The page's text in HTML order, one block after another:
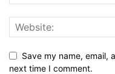
Save my name, email,
next time I comment.